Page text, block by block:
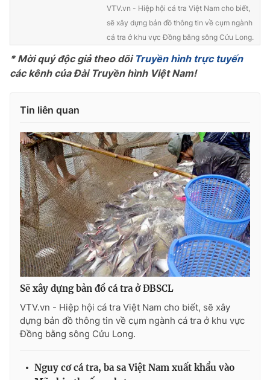
Tư vấn
Chuyên mục khác
Photo Infographic
Video Shorts video
VTV Money VTV Thể thao
VTV Sức khoẻ Bất động sản
Thị trường 24h Tấm lòng Việt
VTV4 Vươn mình bằng AI
VTV9 VTV8
Liên hệ tòa soạn English
VTV.vn - Hiệp hội cá tra Việt Nam cho biết,
sẽ xây dựng bản đồ thông tin về cụm ngành
cá tra ở khu vực Đồng bằng sông Cửu Long.
* Mời quý độc giả theo dõi Truyền hình trực tuyến
các kênh của Đài Truyền hình Việt Nam!
Tin liên quan
Sẽ xây dựng bản đồ cá tra ở ĐBSCL
VTV.vn - Hiệp hội cá tra Việt Nam cho biết, sẽ xây
dựng bản đồ thông tin về cụm ngành cá tra ở khu vực
Đồng bằng sông Cửu Long.
Nguy cơ cá tra, ba sa Việt Nam xuất khẩu vào